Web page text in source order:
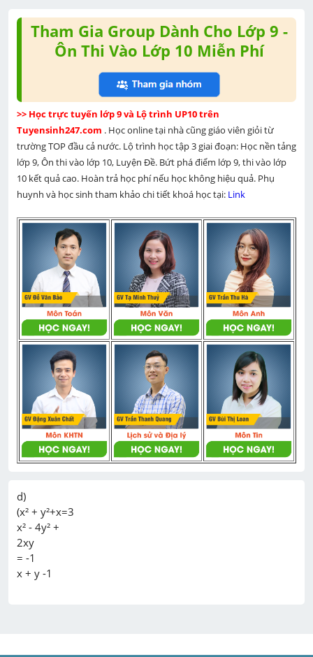
Tham Gia Group Dành Cho Lớp 9 -
Ôn Thi Vào Lớp 10 Miễn Phí
>> Học trực tuyến lớp 9 và Lộ trình UP10 trên
Tuyensinh247.com . Học online tại nhà cũng giáo viên giỏi từ
trường TOP đầu cả nước. Lộ trình học tập 3 giai đoạn: Học nền tảng
lớp 9, Ôn thi vào lớp 10, Luyện Đề. Bứt phá điểm lớp 9, thi vào lớp
10 kết quả cao. Hoàn trả học phí nếu học không hiệu quả. Phụ
huynh và học sinh tham khảo chi tiết khoá học tại: Link
d)
(x² + y²+x=3
x² - 4y² +
2xy
= -1